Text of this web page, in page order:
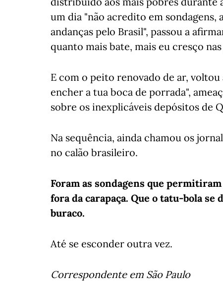
um dia "não acredito em sondagens,
andanças pelo Brasil", passou a
quanto mais bate, mais eu cresço nas
E com o peito renovado de ar,
encher a tua boca de porrada",
sobre os inexplicáveis depósitos de
Na sequência, ainda chamou os
no calão brasileiro.
Foram as sondagens que permitiram
fora da carapaça. Que o tatu-bola
buraco.
Até se esconder outra vez.
Correspondente em São Paulo